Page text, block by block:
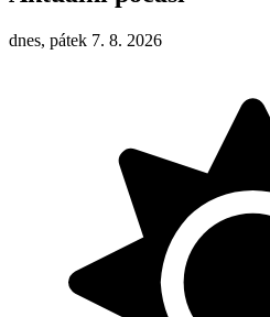
dnes, pátek 7. 8. 2026